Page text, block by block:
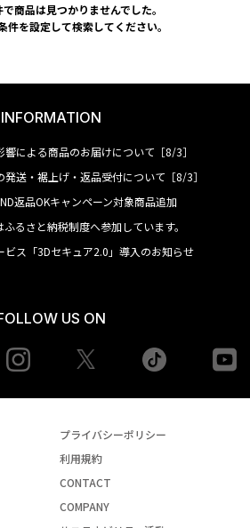
商品は見つかりませんでした。
件を設定して検索してください。
INFORMATION
響による商品のお届けについて［8/3］
発送・裾上げ・返品受付について［8/3］
返品OKキャンペーン対象商品追加
ふるさと納税制度へ参加しています。
ビス「3Dセキュア2.0」導入のお知らせ
US ON
Instagram tiktok
プライバシーポリシー
利用規約
CONTACT
COMPANY